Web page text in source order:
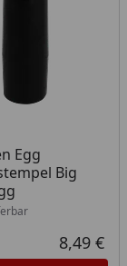
Egg
Big
lieferbar
8,49 €